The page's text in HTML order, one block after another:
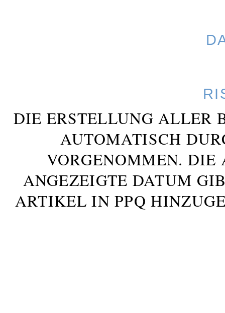
DIE ERSTELLUNG ALLER
AUTOMATISCH
VORGENOMMEN. DIE
ANGEZEIGTE DATUM
ARTIKEL IN PPQ